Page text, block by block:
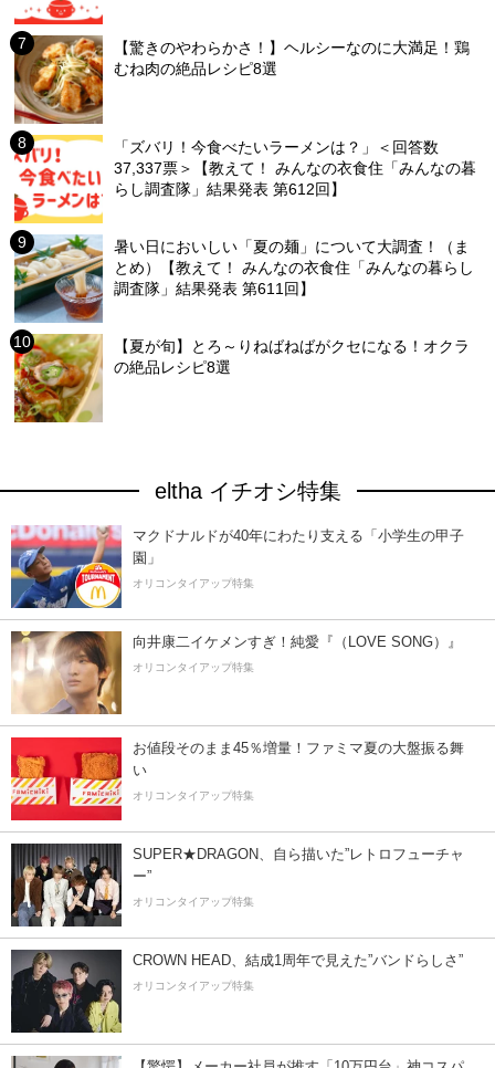
【驚きのやわらかさ！】ヘルシーなのに大満足！鶏
むね肉の絶品レシピ8選
「ズバリ！今食べたいラーメンは？」＜回答数
37,337票＞【教えて！ みんなの衣食住「みんなの暮
らし調査隊」結果発表 第612回】
暑い日においしい「夏の麺」について大調査！（ま
とめ）【教えて！ みんなの衣食住「みんなの暮らし
調査隊」結果発表 第611回】
【夏が旬】とろ～りねばねばがクセになる！オクラ
の絶品レシピ8選
eltha イチオシ特集
マクドナルドが40年にわたり支える「小学生の甲子
園」
オリコンタイアップ特集
向井康二イケメンすぎ！純愛『（LOVE SONG）』
オリコンタイアップ特集
お値段そのまま45％増量！ファミマ夏の大盤振る舞
い
オリコンタイアップ特集
SUPER★DRAGON、自ら描いた”レトロフューチャ
ー”
オリコンタイアップ特集
CROWN HEAD、結成1周年で見えた”バンドらしさ”
オリコンタイアップ特集